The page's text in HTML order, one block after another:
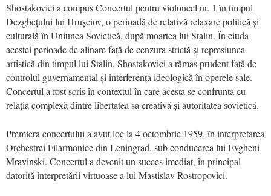
Shostakovici a compus Concertul pentru violoncel nr. 1 în timpul
Dezghețului lui Hrușciov, o perioadă de relativă relaxare politică și
culturală în Uniunea Sovietică, după moartea lui Stalin. În ciuda
acestei perioade de alinare față de cenzura strictă și represiunea
artistică din timpul lui Stalin, Shostakovici a rămasprudentfață de
controlul guvernamental și interferența ideologică în operele sale.
Concertul a fost scris în contextul în care acesta se confrunta cu
relația complexă dintre libertatea sa creativă și autoritatea sovietică.
Premiera concertului a avut loc la 4 octombrie 1959, în interpretarea
Orchestrei Filarmonice din Leningrad, sub conducerea lui Evgheni
Mravinski. Concertul a devenit un succes imediat, în principal
datorită interpretării virtuoase a lui Mastislav Rostropovici.